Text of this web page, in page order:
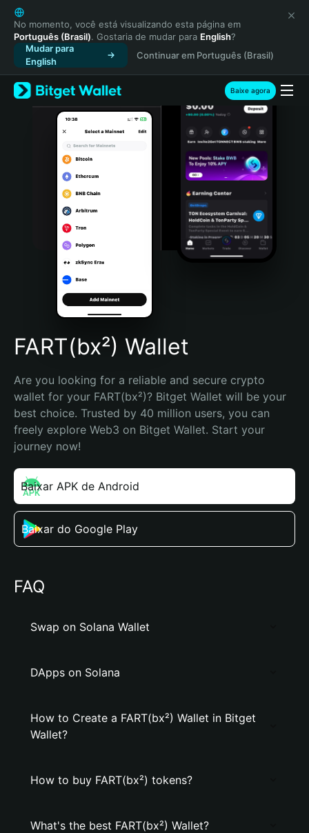
English
日本語
Tiếng Việt
Русский
Español (Latinoamérica)
Türkçe
Italiano
Português (Portugal)
Bahasa Indonesia
Português (Brasil)
Español (Argentina)
No momento, você está visualizando esta página em
Português (Brasil). Gostaria de mudar para English?
Mudar para
English
Continuar em Português (Brasil)
Baixe agora
FART(bx²) Wallet
Are you looking for a reliable and secure crypto
wallet for your FART(bx²)? Bitget Wallet will be your
best choice. Trusted by 40 million users, you can
freely explore Web3 on Bitget Wallet. Start your
journey now!
Baixar APK de Android
Baixar do Google Play
FAQ
Swap on Solana Wallet
DApps on Solana
How to Create a FART(bx²) Wallet in Bitget
Wallet?
How to buy FART(bx²) tokens?
What's the best FART(bx²) Wallet?